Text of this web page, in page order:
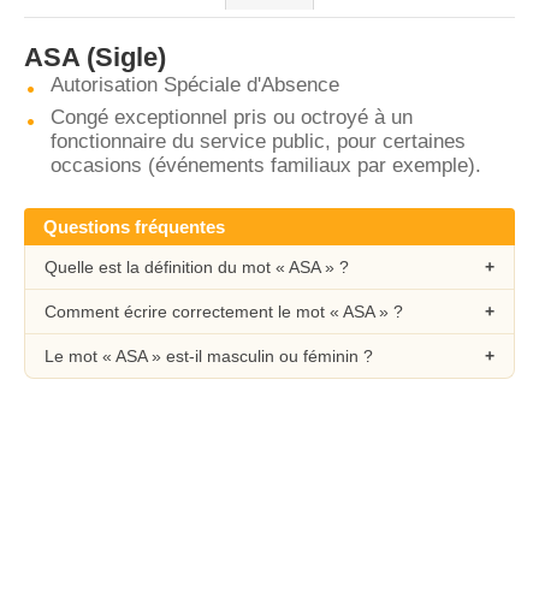
ASA(Sigle)
Autorisation Spéciale d'Absence
Congé exceptionnel pris ou octroyé à un
fonctionnaire du service public, pour certaines
occasions (événements familiaux par exemple).
Questions fréquentes
Quelle est la définition du mot « ASA » ?
Comment écrire correctement le mot « ASA » ?
Le mot « ASA » est-il masculin ou féminin ?